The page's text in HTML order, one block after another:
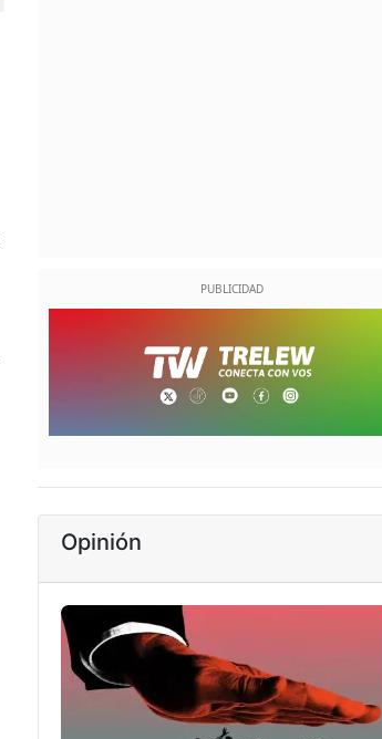
Opinión